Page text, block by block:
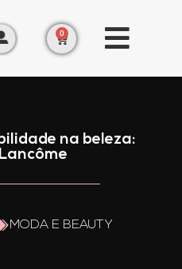
0
na beleza:
MODA E BEAUTY